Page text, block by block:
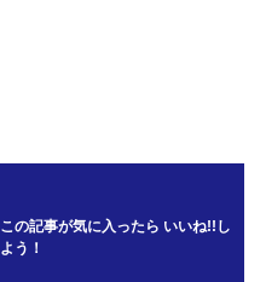
この記事が気に入ったら いいね!!し
よう！